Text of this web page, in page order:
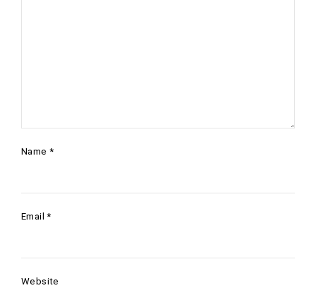
Name *
Email*
Website